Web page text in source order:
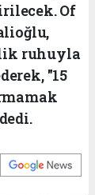
Of
ruhuyla
"15